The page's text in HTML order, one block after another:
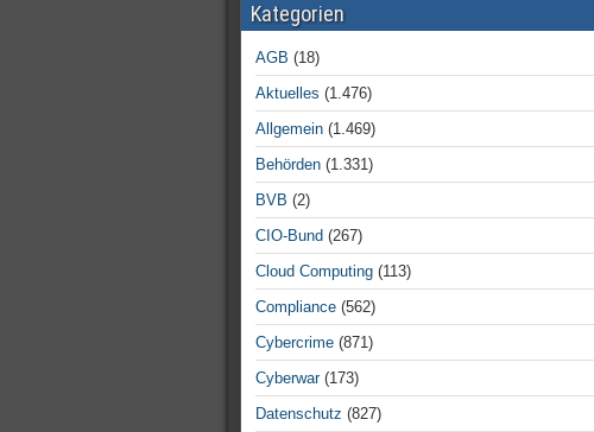
Kategorien
AGB (18)
Aktuelles (1.476)
Allgemein (1.469)
Behörden (1.331)
BVB (2)
CIO-Bund (267)
Cloud Computing (113)
Compliance (562)
Cybercrime (871)
Cyberwar(173)
Datenschutz (827)